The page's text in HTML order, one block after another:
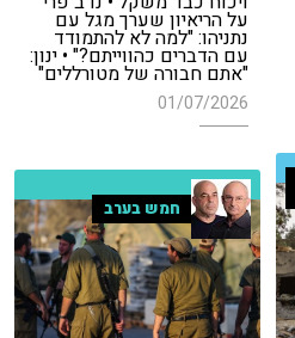
על הריאיון שערך מגל עם
נתניהו: "למה לא להתמודד
עם הדברים כהווייתם?" • ינון:
"אתם חבורה של מטורללים"
01/07/2026
חמש בערב